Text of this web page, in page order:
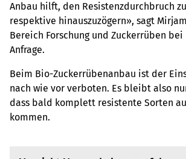
Anbau hilft, den Resistenzdurchbruch
respektive hinauszuzögern», sagt
Bereich Forschung und Zuckerrüben bei
Anfrage.
Beim Bio-Zuckerrübenanbau ist der
nach wie vor verboten. Es bleibt also
dass bald komplett resistente Sorten
kommen.